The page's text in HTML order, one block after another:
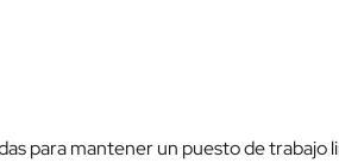
para mantener un puesto de trabajo